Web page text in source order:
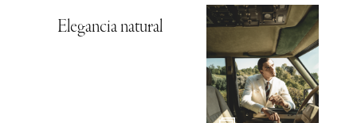
Elegancia natural